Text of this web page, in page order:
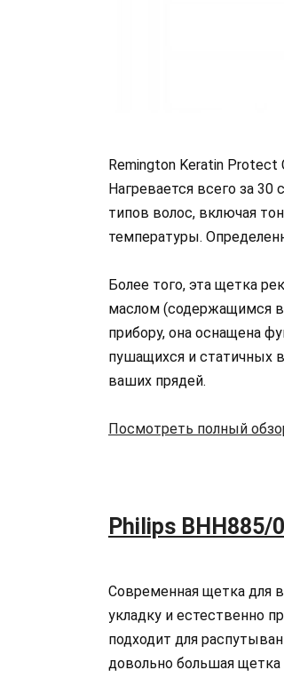
Remington Keratin
Нагревается всего за
типов волос, включая
температуры.
Более того, эта щетка
маслом (содержащимся
прибору, она оснащена
пушащихся и статичных
ваших прядей.
Посмотреть полный
Philips BHH885/
Современная щетка для
укладку и естественно
подходит для
довольно большая